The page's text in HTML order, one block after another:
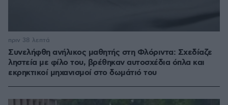
Συνελήφθη ανήλικος μαθητής στη Φλόριντα: Σχεδίαζε
ληστεία με φίλο του, βρέθηκαν αυτοσχέδια όπλα και
εκρηκτικοί μηχανισμοί στο δωμάτιό του
πριν 38 λεπτά